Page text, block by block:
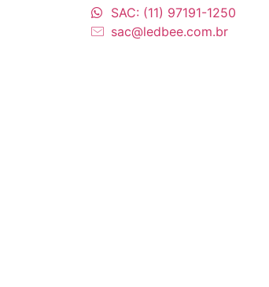
SAC: (11) 97191-1250
sac@ledbee.com.br